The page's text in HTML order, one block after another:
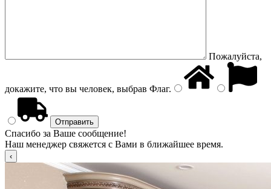
Пожалуйста,
докажите, что вы человек, выбрав Флаг.
Спасибо за Ваше сообщение!
Наш менеджер свяжется с Вами в ближайшее время.